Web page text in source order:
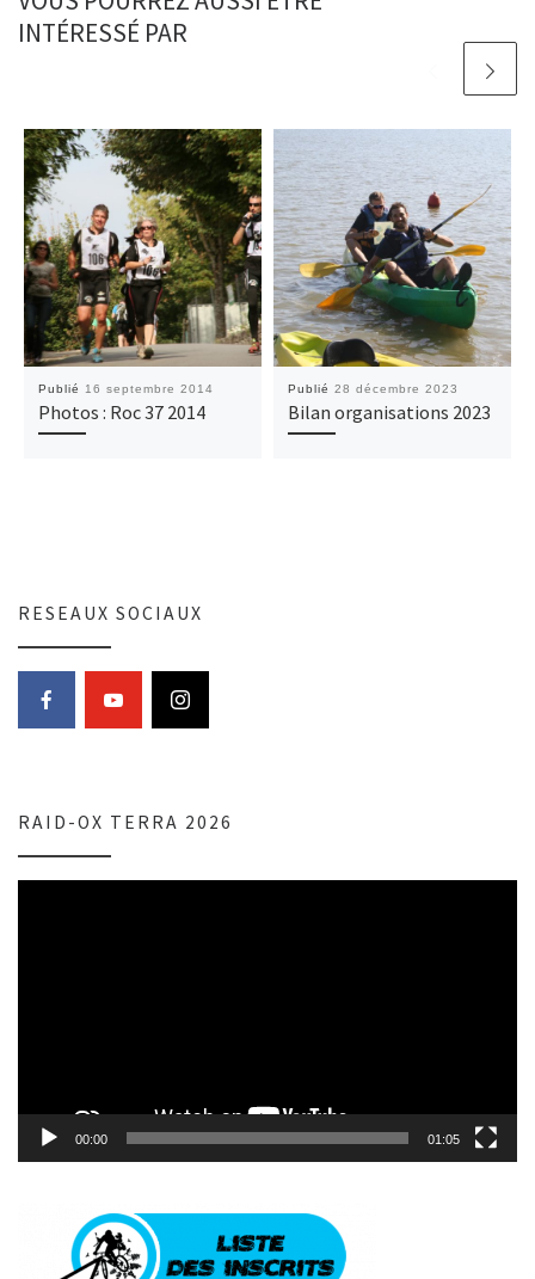
INTÉRESSÉ PAR
Publié 16 septembre 2014
Photos : Roc 37 2014
Publié 28 décembre 2023
Bilan organisations 2023
RESEAUX SOCIAUX
RAID-OX TERRA 2026
00:00 01:05